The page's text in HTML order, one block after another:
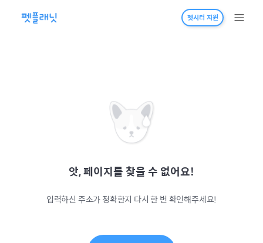
펫시터 지원
앗, 페이지를 찾을 수 없어요!
입력하신 주소가 정확한지 다시 한 번 확인해주세요!